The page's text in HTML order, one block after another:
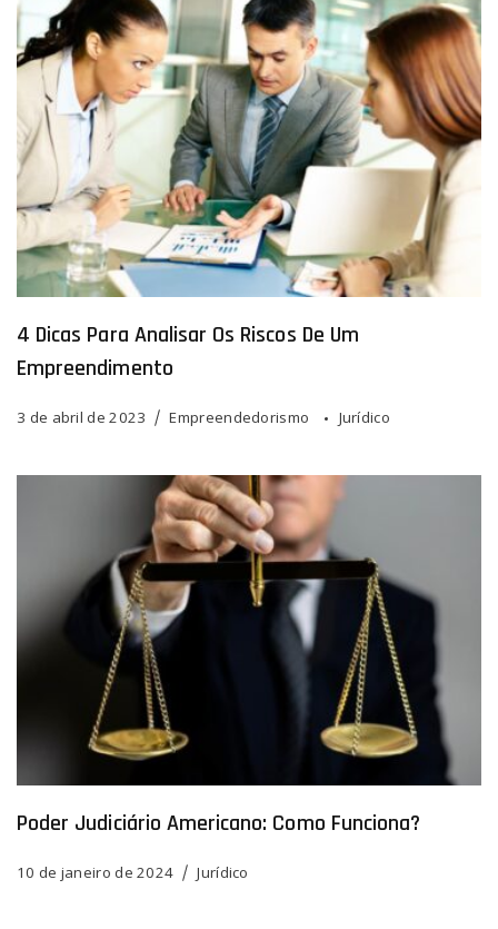
4 Dicas Para Analisar Os Riscos De Um
Empreendimento
3 de abril de 2023 Empreendedorismo Jurídico
Poder Judiciário Americano: Como Funciona?
10 de janeiro de 2024 Jurídico